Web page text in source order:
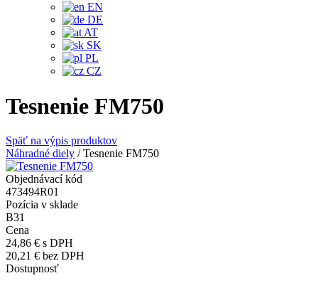
EN
DE
AT
SK
PL
CZ
Tesnenie FM750
Späť na výpis produktov
Náhradné diely /Tesnenie FM750
Objednávací kód
473494R01
Pozícia v sklade
B31
Cena
24,86 € s DPH
20,21 € bez DPH
Dostupnosť